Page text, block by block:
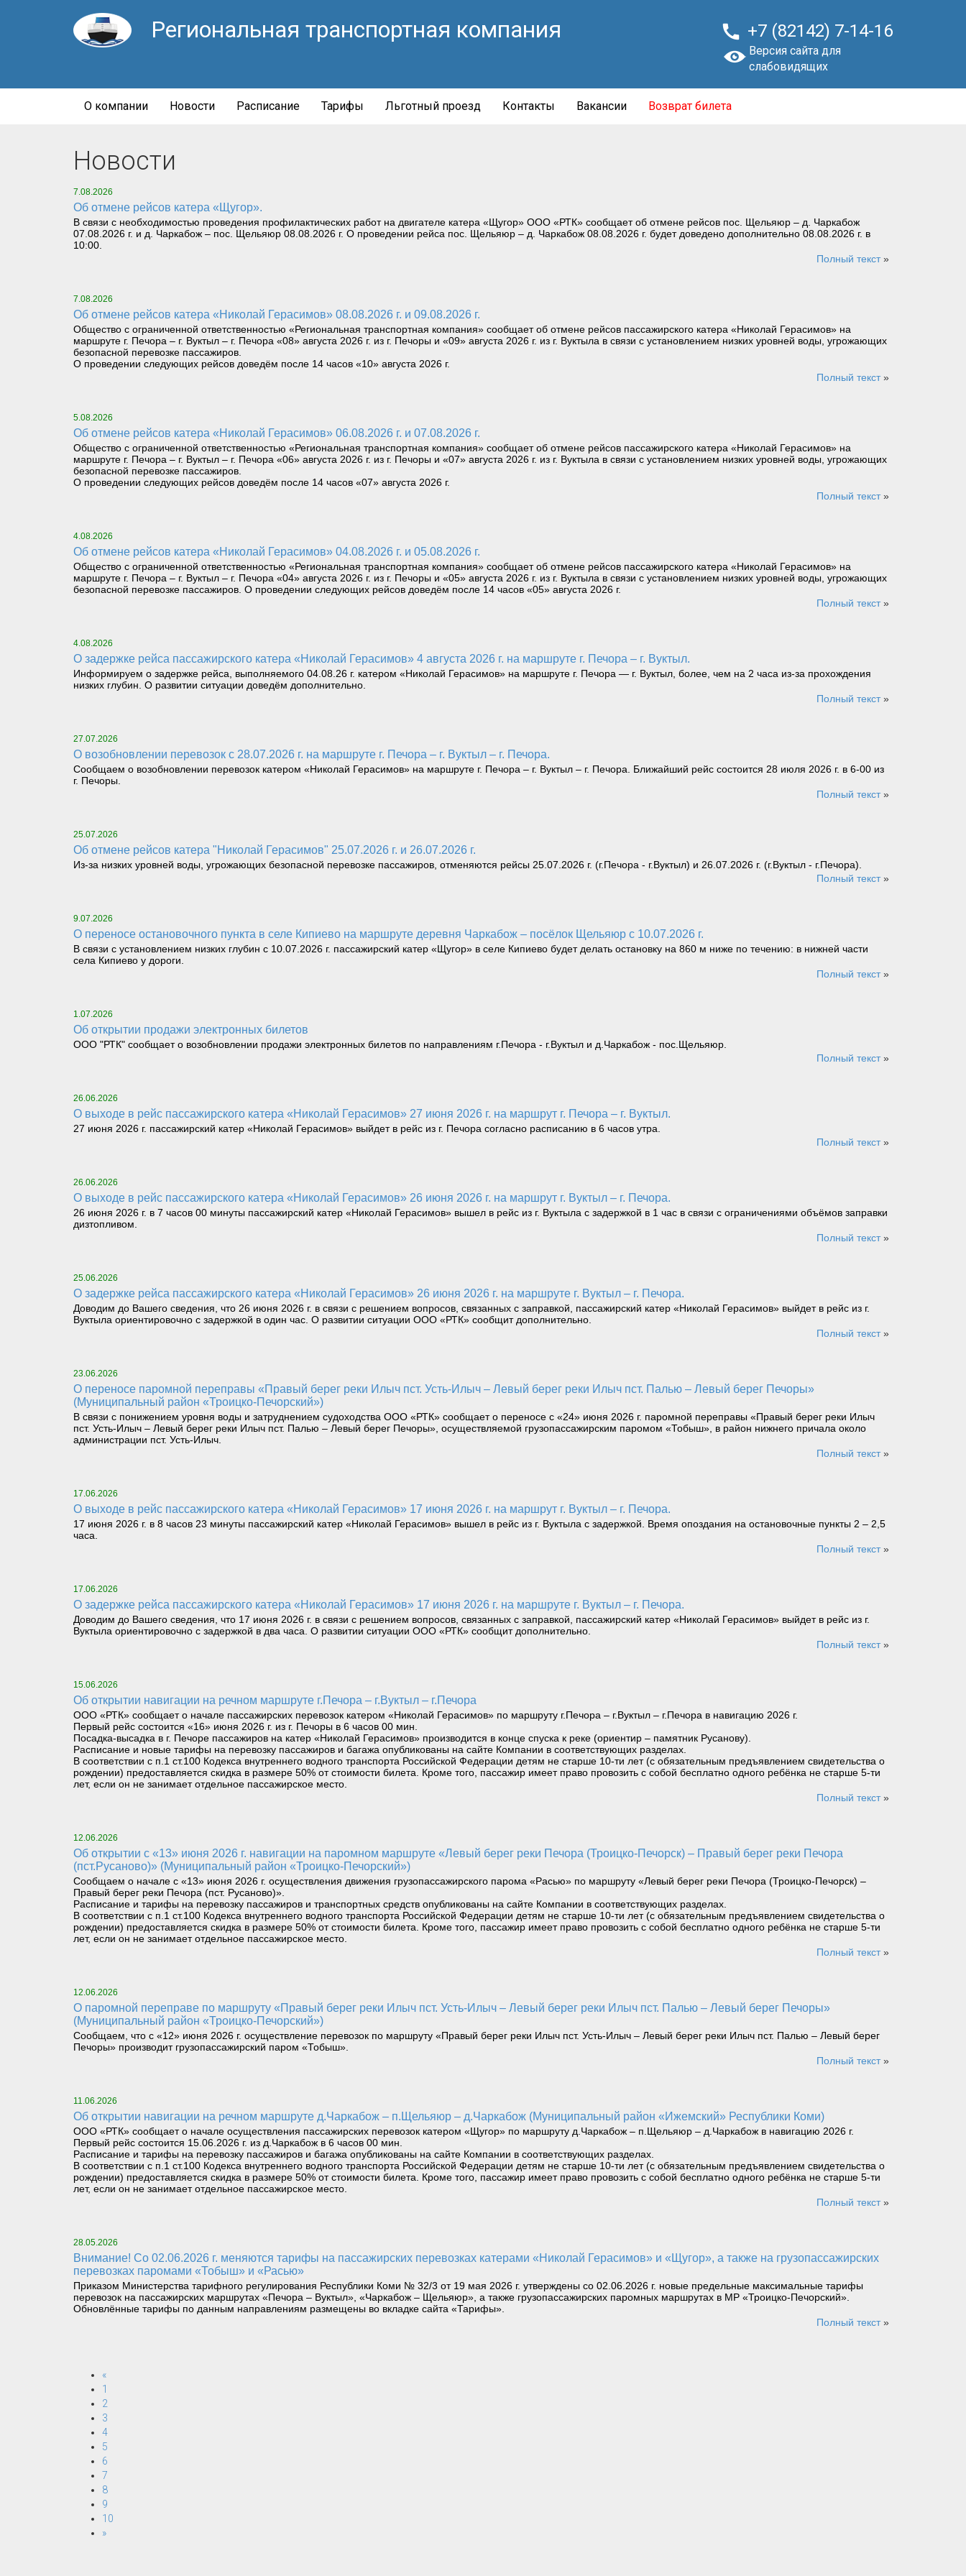
Региональная транспортная компания  +7 (82142) 7-14-16
Версия сайта для
слабовидящих
О компании Новости Расписание Тарифы Льготный проезд Контакты Вакансии Возврат билета
Новости
7.08.2026
Об отмене рейсов катера «Щугор».
В связи с необходимостью проведения профилактических работ на двигателе катера «Щугор» ООО «РТК» сообщает об отмене рейсов пос. Щельяюр – д. Чаркабож
07.08.2026 г. и д. Чаркабож – пос. Щельяюр 08.08.2026 г. О проведении рейса пос. Щельяюр – д. Чаркабож 08.08.2026 г. будет доведено дополнительно 08.08.2026 г. в
10:00.
Полный текст»
7.08.2026
Об отмене рейсов катера «Николай Герасимов» 08.08.2026 г. и 09.08.2026 г.
Общество с ограниченной ответственностью «Региональная транспортная компания» сообщает об отмене рейсов пассажирского катера «Николай Герасимов» на
маршруте г. Печора – г. Вуктыл – г. Печора «08» августа 2026 г. из г. Печоры и «09» августа 2026 г. из г. Вуктыла в связи с установлением низких уровней воды, угрожающих
безопасной перевозке пассажиров.
О проведении следующих рейсов доведём после 14 часов «10» августа 2026 г.
Полный текст»
5.08.2026
Об отмене рейсов катера «Николай Герасимов» 06.08.2026 г. и 07.08.2026 г.
Общество с ограниченной ответственностью «Региональная транспортная компания» сообщает об отмене рейсов пассажирского катера «Николай Герасимов» на
маршруте г. Печора – г. Вуктыл – г. Печора «06» августа 2026 г. из г. Печоры и «07» августа 2026 г. из г. Вуктыла в связи с установлением низких уровней воды, угрожающих
безопасной перевозке пассажиров.
О проведении следующих рейсов доведём после 14 часов «07» августа 2026 г.
Полный текст»
4.08.2026
Об отмене рейсов катера «Николай Герасимов» 04.08.2026 г. и 05.08.2026 г.
Общество с ограниченной ответственностью «Региональная транспортная компания» сообщает об отмене рейсов пассажирского катера «Николай Герасимов» на
маршруте г. Печора – г. Вуктыл – г. Печора «04» августа 2026 г. из г. Печоры и «05» августа 2026 г. из г. Вуктыла в связи с установлением низких уровней воды, угрожающих
безопасной перевозке пассажиров. О проведении следующих рейсов доведём после 14 часов «05» августа 2026 г.
Полный текст»
4.08.2026
О задержке рейса пассажирского катера «Николай Герасимов» 4 августа 2026 г. на маршруте г. Печора – г. Вуктыл.
Информируем о задержке рейса, выполняемого 04.08.26 г. катером «Николай Герасимов» на маршруте г. Печора — г. Вуктыл, более, чем на 2 часа из-за прохождения
низких глубин. О развитии ситуации доведём дополнительно.
Полный текст»
27.07.2026
О возобновлении перевозок с 28.07.2026 г. на маршруте г. Печора – г. Вуктыл – г. Печора.
Сообщаем о возобновлении перевозок катером «Николай Герасимов» на маршруте г. Печора – г. Вуктыл – г. Печора. Ближайший рейс состоится 28 июля 2026 г. в 6-00 из
г. Печоры.
Полный текст»
25.07.2026
Об отмене рейсов катера "Николай Герасимов" 25.07.2026 г. и 26.07.2026 г.
Из-за низких уровней воды, угрожающих безопасной перевозке пассажиров, отменяются рейсы 25.07.2026 г. (г.Печора - г.Вуктыл) и 26.07.2026 г. (г.Вуктыл - г.Печора).
Полный текст»
9.07.2026
О переносе остановочного пункта в селе Кипиево на маршруте деревня Чаркабож – посёлок Щельяюр с 10.07.2026 г.
В связи с установлением низких глубин с 10.07.2026 г. пассажирский катер «Щугор» в селе Кипиево будет делать остановку на 860 м ниже по течению: в нижней части
села Кипиево у дороги.
Полный текст»
1.07.2026
Об открытии продажи электронных билетов
ООО "РТК" сообщает о возобновлении продажи электронных билетов по направлениям г.Печора - г.Вуктыл и д.Чаркабож - пос.Щельяюр.
Полный текст»
26.06.2026
О выходе в рейс пассажирского катера «Николай Герасимов» 27 июня 2026 г. на маршрут г. Печора – г. Вуктыл.
27 июня 2026 г. пассажирский катер «Николай Герасимов» выйдет в рейс из г. Печора согласно расписанию в 6 часов утра.
Полный текст»
26.06.2026
О выходе в рейс пассажирского катера «Николай Герасимов» 26 июня 2026 г. на маршрут г. Вуктыл – г. Печора.
26 июня 2026 г. в 7 часов 00 минуты пассажирский катер «Николай Герасимов» вышел в рейс из г. Вуктыла с задержкой в 1 час в связи с ограничениями объёмов заправки
дизтопливом.
Полный текст»
25.06.2026
О задержке рейса пассажирского катера «Николай Герасимов» 26 июня 2026 г. на маршруте г. Вуктыл – г. Печора.
Доводим до Вашего сведения, что 26 июня 2026 г. в связи с решением вопросов, связанных с заправкой, пассажирский катер «Николай Герасимов» выйдет в рейс из г.
Вуктыла ориентировочно с задержкой в один час. О развитии ситуации ООО «РТК» сообщит дополнительно.
Полный текст»
23.06.2026
О переносе паромной переправы «Правый берег реки Илыч пст. Усть-Илыч – Левый берег реки Илыч пст. Палью – Левый берег Печоры»
(Муниципальный район «Троицко-Печорский»)
В связи с понижением уровня воды и затруднением судоходства ООО «РТК» сообщает о переносе с «24» июня 2026 г. паромной переправы «Правый берег реки Илыч
пст. Усть-Илыч – Левый берег реки Илыч пст. Палью – Левый берег Печоры», осуществляемой грузопассажирским паромом «Тобыш», в район нижнего причала около
администрации пст. Усть-Илыч.
Полный текст»
17.06.2026
О выходе в рейс пассажирского катера «Николай Герасимов» 17 июня 2026 г. на маршрут г. Вуктыл – г. Печора.
17 июня 2026 г. в 8 часов 23 минуты пассажирский катер «Николай Герасимов» вышел в рейс из г. Вуктыла с задержкой. Время опоздания на остановочные пункты 2 – 2,5
часа.
Полный текст»
17.06.2026
О задержке рейса пассажирского катера «Николай Герасимов» 17 июня 2026 г. на маршруте г. Вуктыл – г. Печора.
Доводим до Вашего сведения, что 17 июня 2026 г. в связи с решением вопросов, связанных с заправкой, пассажирский катер «Николай Герасимов» выйдет в рейс из г.
Вуктыла ориентировочно с задержкой в два часа. О развитии ситуации ООО «РТК» сообщит дополнительно.
Полный текст»
15.06.2026
Об открытии навигации на речном маршруте г.Печора – г.Вуктыл – г.Печора
ООО «РТК» сообщает о начале пассажирских перевозок катером «Николай Герасимов» по маршруту г.Печора – г.Вуктыл – г.Печора в навигацию 2026 г.
Первый рейс состоится «16» июня 2026 г. из г. Печоры в 6 часов 00 мин.
Посадка-высадка в г. Печоре пассажиров на катер «Николай Герасимов» производится в конце спуска к реке (ориентир – памятник Русанову).
Расписание и новые тарифы на перевозку пассажиров и багажа опубликованы на сайте Компании в соответствующих разделах.
В соответствии с п.1 ст.100 Кодекса внутреннего водного транспорта Российской Федерации детям не старше 10-ти лет (с обязательным предъявлением свидетельства о
рождении) предоставляется скидка в размере 50% от стоимости билета. Кроме того, пассажир имеет право провозить с собой бесплатно одного ребёнка не старше 5-ти
лет, если он не занимает отдельное пассажирское место.
Полный текст»
12.06.2026
Об открытии с «13» июня 2026 г. навигации на паромном маршруте «Левый берег реки Печора (Троицко-Печорск) – Правый берег реки Печора
(пст.Русаново)» (Муниципальный район «Троицко-Печорский»)
Сообщаем о начале с «13» июня 2026 г. осуществления движения грузопассажирского парома «Расью» по маршруту «Левый берег реки Печора (Троицко-Печорск) –
Правый берег реки Печора (пст. Русаново)».
Расписание и тарифы на перевозку пассажиров и транспортных средств опубликованы на сайте Компании в соответствующих разделах.
В соответствии с п.1 ст.100 Кодекса внутреннего водного транспорта Российской Федерации детям не старше 10-ти лет (с обязательным предъявлением свидетельства о
рождении) предоставляется скидка в размере 50% от стоимости билета. Кроме того, пассажир имеет право провозить с собой бесплатно одного ребёнка не старше 5-ти
лет, если он не занимает отдельное пассажирское место.
Полный текст»
12.06.2026
О паромной переправе по маршруту «Правый берег реки Илыч пст. Усть-Илыч – Левый берег реки Илыч пст. Палью – Левый берег Печоры»
(Муниципальный район «Троицко-Печорский»)
Сообщаем, что с «12» июня 2026 г. осуществление перевозок по маршруту «Правый берег реки Илыч пст. Усть-Илыч – Левый берег реки Илыч пст. Палью – Левый берег
Печоры» производит грузопассажирский паром «Тобыш».
Полный текст»
11.06.2026
Об открытии навигации на речном маршруте д.Чаркабож – п.Щельяюр – д.Чаркабож (Муниципальный район «Ижемский» Республики Коми)
ООО «РТК» сообщает о начале осуществления пассажирских перевозок катером «Щугор» по маршруту д.Чаркабож – п.Щельяюр – д.Чаркабож в навигацию 2026 г.
Первый рейс состоится 15.06.2026 г. из д.Чаркабож в 6 часов 00 мин.
Расписание и тарифы на перевозку пассажиров и багажа опубликованы на сайте Компании в соответствующих разделах.
В соответствии с п.1 ст.100 Кодекса внутреннего водного транспорта Российской Федерации детям не старше 10-ти лет (с обязательным предъявлением свидетельства о
рождении) предоставляется скидка в размере 50% от стоимости билета. Кроме того, пассажир имеет право провозить с собой бесплатно одного ребёнка не старше 5-ти
лет, если он не занимает отдельное пассажирское место.
Полный текст»
28.05.2026
Внимание! Со 02.06.2026 г. меняются тарифы на пассажирских перевозках катерами «Николай Герасимов» и «Щугор», а также на грузопассажирских
перевозках паромами «Тобыш» и «Расью»
Приказом Министерства тарифного регулирования Республики Коми № 32/3 от 19 мая 2026 г. утверждены со 02.06.2026 г. новые предельные максимальные тарифы
перевозок на пассажирских маршрутах «Печора – Вуктыл», «Чаркабож – Щельяюр», а также грузопассажирских паромных маршрутах в МР «Троицко-Печорский».
Обновлённые тарифы по данным направлениям размещены во вкладке сайта «Тарифы».
Полный текст»
«
1
2
3
4
5
6
7
8
9
10
»